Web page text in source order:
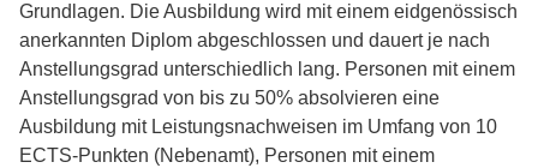
Grundlagen. Die Ausbildung wird mit einem eidgenössisch
anerkannten Diplom abgeschlossen und dauert je nach
Anstellungsgrad unterschiedlich lang. Personen mit einem
Anstellungsgrad von bis zu 50% absolvieren eine
Ausbildung mit Leistungsnachweisen im Umfang von 10
ECTS-Punkten (Nebenamt), Personen mit einem